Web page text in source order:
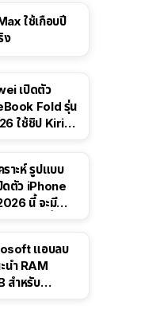
41:47
ใช้เกือบปี
ง
เปิดตัว
Fold รุ่น
ใช้ชิป Kirin
ราะห์ รูปแบบ
ดตัว iPhone
นี้ จะมี
แอบลบ
นำ RAM
สำหรับ